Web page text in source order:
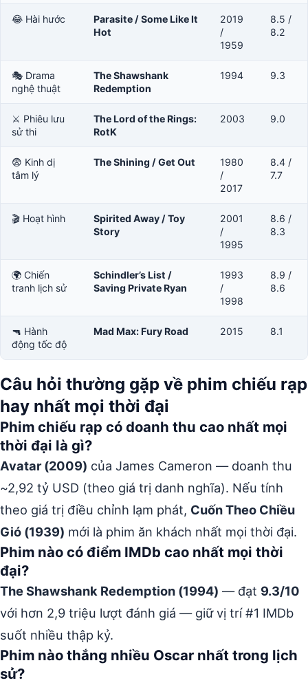
😂 Hài hước
Parasite / Some Like It
Hot
2019
/
1959
8.5 /
8.2
🎭 Drama
nghệ thuật
The Shawshank
Redemption
1994 9.3
⚔️ Phiêu lưu
sử thi
The Lord of the Rings:
RotK
2003 9.0
😨 Kinh dị
tâm lý
The Shining / Get Out
1980
/
2017
8.4 /
7.7
🎬 Hoạt hình
Spirited Away / Toy
Story
2001
/
1995
8.6 /
8.3
🌍 Chiến
tranh lịch sử
Schindler’s List /
Saving Private Ryan
1993
/
1998
8.9 /
8.6
🔫 Hành
động tốc độ
Mad Max: Fury Road 2015 8.1
Câu hỏi thường gặp về phim chiếu rạp
hay nhất mọi thời đại
Phim chiếu rạp có doanh thu cao nhất mọi
thời đại là gì?
Avatar (2009) của James Cameron — doanh thu
~2,92 tỷ USD (theo giá trị danh nghĩa). Nếu tính
theo giá trị điều chỉnh lạm phát, Cuốn Theo Chiều
Gió (1939) mới là phim ăn khách nhất mọi thời đại.
Phim nào có điểm IMDb cao nhất mọi thời
đại?
The Shawshank Redemption (1994) — đạt 9.3/10
với hơn 2,9 triệu lượt đánh giá — giữ vị trí #1 IMDb
suốt nhiều thập kỷ.
Phim nào thắng nhiều Oscar nhất trong lịch
sử?